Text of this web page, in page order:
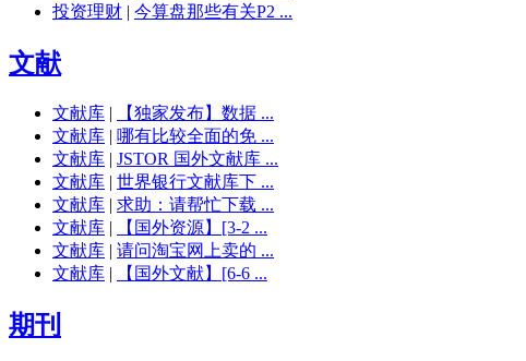
投资理财 | 今算盘那些有关P2 ...
文献
文献库 |
【独家发布】数据 ...
文献库 | 哪有比较全面的免 ...
文献库 | JSTOR 国外文献库 ...
文献库 | 世界银行文献库下 ...
文献库 | 求助：请帮忙下载 ...
文献库 |
【国外资源】[3-2 ...
文献库 | 请问淘宝网上卖的 ...
文献库 | 【国外文献】[6-6 ...
期刊